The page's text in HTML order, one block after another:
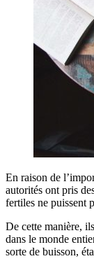
En raison de
autorités ont pris
fertiles ne puissent
De cette manière,
dans le monde
sorte de buisson,